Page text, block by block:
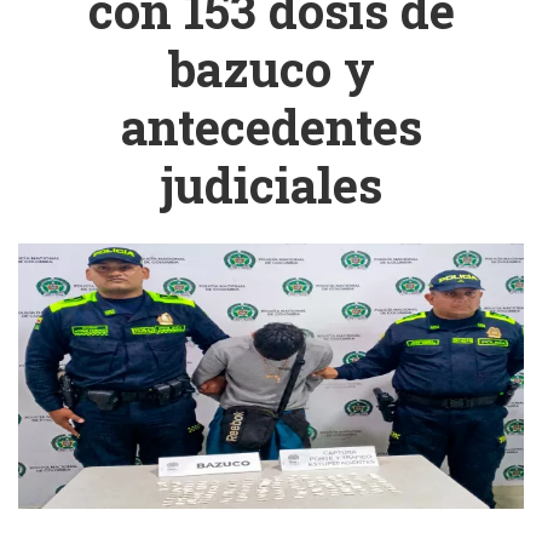
bazuco y
antecedentes
judiciales